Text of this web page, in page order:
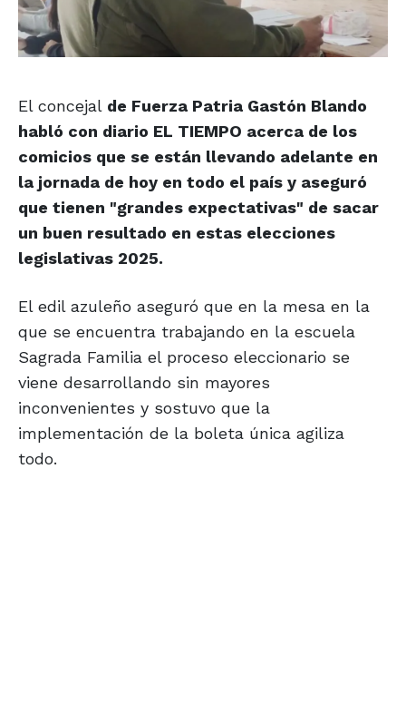
El concejal de Fuerza Patria Gastón Blando
habló con diario EL TIEMPO acerca de los
comicios que se están llevando adelante en
la jornada de hoy en todo el país y aseguró
que tienen "grandes expectativas" de sacar
un buen resultado en estas elecciones
legislativas 2025.
El edil azuleño aseguró que en la mesa en la
que se encuentra trabajando en la escuela
Sagrada Familia el proceso eleccionario se
viene desarrollando sin mayores
inconvenientes y sostuvo que la
implementación de la boleta única agiliza
todo.